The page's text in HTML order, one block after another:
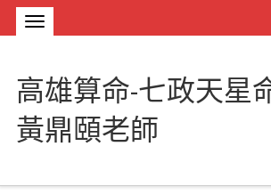
高雄算命-七政天星
黃鼎頤老師